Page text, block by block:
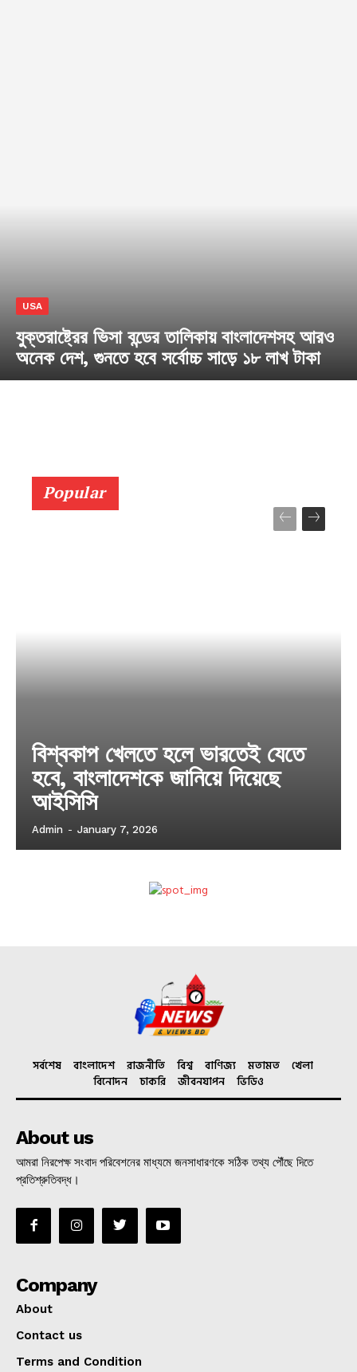
USA
যুক্তরাষ্ট্রের ভিসা বন্ডের তালিকায় বাংলাদেশসহ আরও
অনেক দেশ, গুনতে হবে সর্বোচ্চ সাড়ে ১৮ লাখ টাকা
Popular
বিশ্বকাপ খেলতে হলে ভারতেই যেতে
হবে, বাংলাদেশকে জানিয়ে দিয়েছে
আইসিসি
Admin - January 7, 2026
সর্বশেষ বাংলাদেশ রাজনীতি বিশ্ব বাণিজ্য মতামত
খেলা
বিনোদন
চাকরি জীবনযাপন ভিডিও
About us
আমরা নিরপেক্ষ সংবাদ পরিবেশনের মাধ্যমে জনসাধারণকে সঠিক তথ্য পৌঁছে দিতে
প্রতিশ্রুতিবদ্ধ।
Company
About
Contact us
Terms and Condition